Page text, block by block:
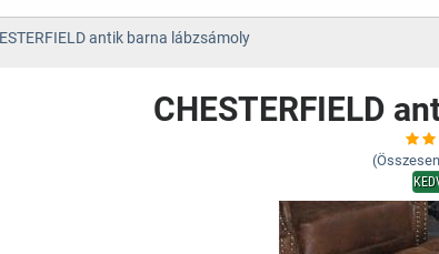
antik barna lábzsámoly
CHESTERFIELD
(Összesen